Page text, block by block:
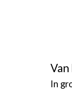
Van
In